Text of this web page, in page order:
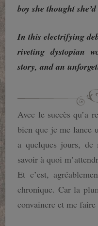
boy she thought
In this electrifying
riveting dystopian
story, and an
Avec le succès qu’a
bien que je me lance
a quelques jours, de
savoir à quoi
Et c’est,
chronique. Car la
convaincre et me